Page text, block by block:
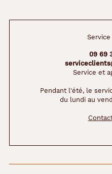
09 69
Service et
Pendant l'été, le
du lundi au